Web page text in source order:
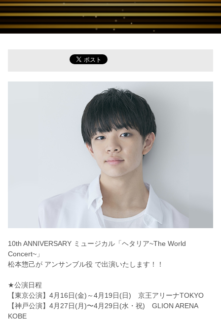
10th ANNIVERSARY ミュージカル「ヘタリア~The World
Concert~」
松本惣己が アンサンブル役 で出演いたします！！
★公演日程
【東京公演】4月16日(金)～4月19日(日) 京王アリーナTOKYO
【神戸公演】4月27日(月)〜4月29日(水・祝) GLION ARENA
KOBE